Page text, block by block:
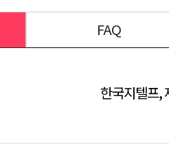
FAQ
한국지텔프,